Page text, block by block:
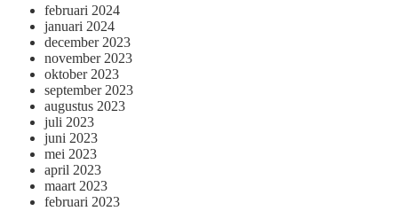
februari 2024
januari 2024
december 2023
november 2023
oktober 2023
september 2023
augustus 2023
juli 2023
juni 2023
mei 2023
april 2023
maart 2023
februari 2023